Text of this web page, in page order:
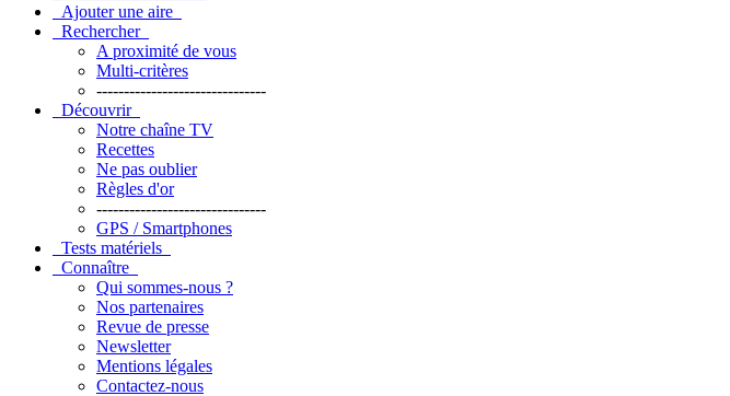
Ajouter une aire
Rechercher
A proximité de vous
Multi-critères
-------------------------------
Découvrir
Notre chaîne TV
Recettes
Ne pas oublier
Règles d'or
-------------------------------
GPS / Smartphones
Tests matériels
Connaître
Qui sommes-nous ?
Nos partenaires
Revue de presse
Newsletter
Mentions légales
Contactez-nous